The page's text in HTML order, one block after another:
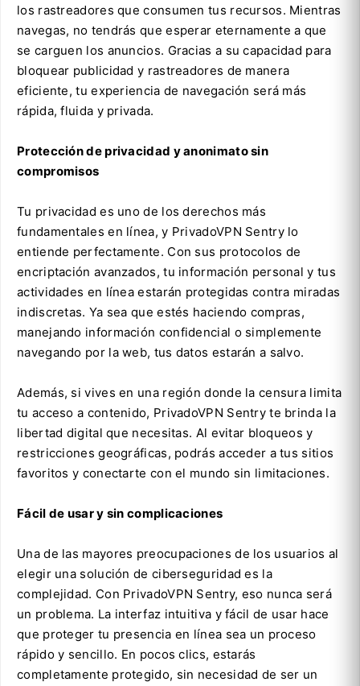
los rastreadores que consumen tus recursos. Mientras
navegas, no tendrás que esperar eternamente a que
se carguen los anuncios. Gracias a su capacidad para
bloquear publicidad y rastreadores de manera
eficiente, tu experiencia de navegación será más
rápida, fluida y privada.
Protección de privacidad y anonimato sin
compromisos
Tu privacidad es uno de los derechos más
fundamentales en línea, y PrivadoVPN Sentry lo
entiende perfectamente. Con sus protocolos de
encriptación avanzados, tu información personal y tus
actividades en línea estarán protegidas contra miradas
indiscretas. Ya sea que estés haciendo compras,
manejando información confidencial o simplemente
navegando por la web, tus datos estarán a salvo.
Además, si vives en una región donde la censura limita
tu acceso a contenido, PrivadoVPN Sentry te brinda la
libertad digital que necesitas. Al evitar bloqueos y
restricciones geográficas, podrás acceder a tus sitios
favoritos y conectarte con el mundo sin limitaciones.
Fácil de usar y sin complicaciones
Una de las mayores preocupaciones de los usuarios al
elegir una solución de ciberseguridad es la
complejidad. Con PrivadoVPN Sentry, eso nunca será
un problema. La interfaz intuitiva y fácil de usar hace
que proteger tu presencia en línea sea un proceso
rápido y sencillo. En pocos clics, estarás
completamente protegido, sin necesidad de ser un